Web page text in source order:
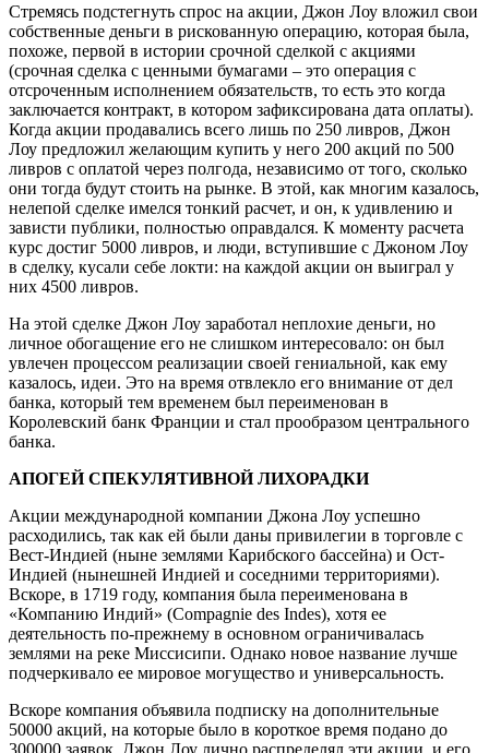
Стремясь подстегнуть спрос на акции, Джон Лоу вложил свои
собственные деньги в рискованную операцию, которая была,
похоже, первой в истории срочной сделкой с акциями
(срочная сделка с ценными бумагами – это операция с
отсроченным исполнением обязательств, то есть это когда
заключается контракт, в котором зафиксирована дата оплаты).
Когда акции продавались всего лишь по 250 ливров, Джон
Лоу предложил желающим купить у него 200 акций по 500
ливров с оплатой через полгода, независимо от того, сколько
они тогда будут стоить на рынке. В этой, как многим казалось,
нелепой сделке имелся тонкий расчет, и он, к удивлению и
зависти публики, полностью оправдался. К моменту расчета
курс достиг 5000 ливров, и люди, вступившие с Джоном Лоу
в сделку, кусали себе локти: на каждой акции он выиграл у
них 4500 ливров.
На этой сделке Джон Лоу заработал неплохие деньги, но
личное обогащение его не слишком интересовало: он был
увлечен процессом реализации своей гениальной, как ему
казалось, идеи. Это на время отвлекло его внимание от дел
банка, который тем временем был переименован в
Королевский банк Франции и стал прообразом центрального
банка.
АПОГЕЙ СПЕКУЛЯТИВНОЙ ЛИХОРАДКИ
Акции международной компании Джона Лоу успешно
расходились, так как ей были даны привилегии в торговле с
Вест-Индией (ныне землями Карибского бассейна) и Ост-
Индией (нынешней Индией и соседними территориями).
Вскоре, в 1719 году, компания была переименована в
«Компанию Индий» (Compagnie des Indes), хотя ее
деятельность по-прежнему в основном ограничивалась
землями на реке Миссисипи. Однако новое название лучше
подчеркивало ее мировое могущество и универсальность.
Вскоре компания объявила подписку на дополнительные
50000 акций, на которые было в короткое время подано до
300000 заявок. Джон Лоу лично распределял эти акции, и его